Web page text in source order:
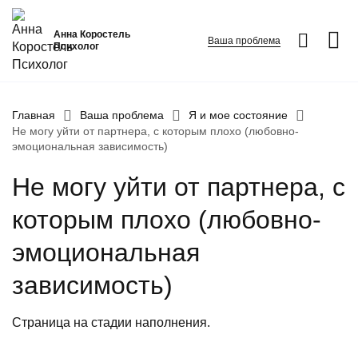
Анна Коростель
Психолог
Ваша проблема
Абьюз
Агрессия
Детские травмы
Живу ради детей
Неудовлетворенность
Панические атаки
Главная Ваша проблема
Я и мое состояние
Не могу уйти от партнера, с которым плохо (любовно-
эмоциональная зависимость)
Не могу уйти от партнера, с
которым плохо (любовно-
эмоциональная
зависимость)
Страница на стадии наполнения.
ФИО*
Вопрос*
Закрыть